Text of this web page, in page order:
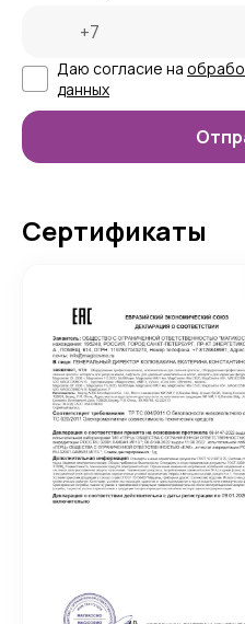
Даю согласие на
данных
Сертификаты